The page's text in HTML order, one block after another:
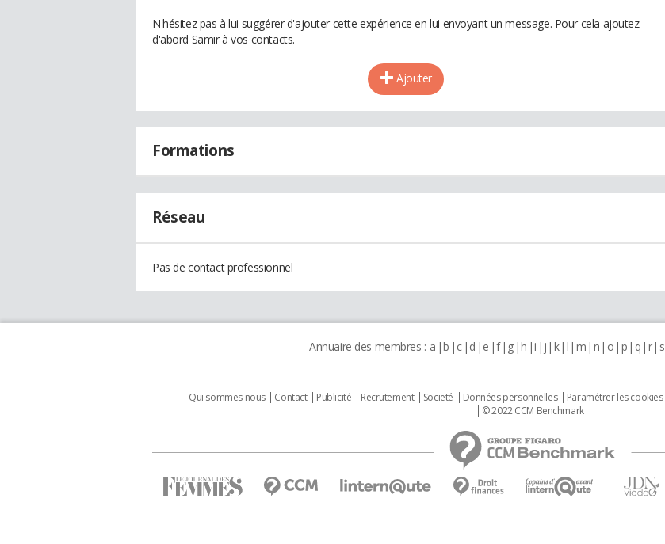
N'hésitez pas à lui suggérer d'ajouter cette expérience en lui envoyant un message. Pour cela ajoutez
d'abord Samir à vos contacts.
Ajouter
Formations
Réseau
Pas de contact professionnel
Annuaire des membres : a b c d e f g h i j k l m n o p q r s
Qui sommes nous Contact Publicité Recrutement Societé Données personnelles Paramétrer les cookies
© 2022 CCM Benchmark